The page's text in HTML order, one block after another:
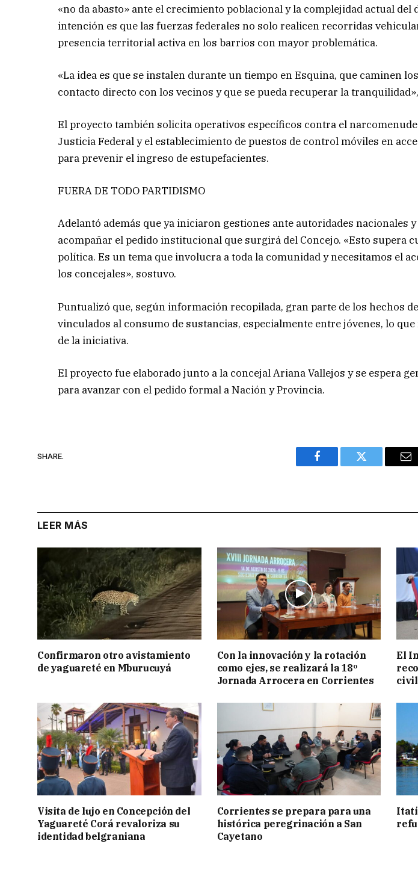
«no da abasto» ante el crecimiento poblacional y la complejidad actual del
intención es que las fuerzas federales no solo realicen recorridas
presencia territorial activa en los barrios con mayor problemática.
«La idea es que se instalen durante un tiempo en Esquina, que caminen
contacto directo con los vecinos y que se pueda recuperar la
El proyecto también solicita operativos específicos contra el
Justicia Federal y el establecimiento de puestos de control móviles en
para prevenir el ingreso de estupefacientes.
FUERA DE TODO PARTIDISMO
Adelantó además que ya iniciaron gestiones ante autoridades nacionales
acompañar el pedido institucional que surgirá del Concejo. «Esto supera
política. Es un tema que involucra a toda la comunidad y necesitamos el
los concejales», sostuvo.
Puntualizó que, según información recopilada, gran parte de los hechos
vinculados al consumo de sustancias, especialmente entre jóvenes, lo
de la iniciativa.
El proyecto fue elaborado junto a la concejal Ariana Vallejos y se espera
para avanzar con el pedido formal a Nación y Provincia.
SHARE.
Facebook Twitter
LEER MÁS
Confirmaron otro avistamiento
de yaguareté en Mburucuyá
Con la innovación y la rotación
como ejes, se realizará la 18º
Jornada Arrocera en Corrientes
El
civil
Visita de lujo en Concepción del
Yaguareté Corá revaloriza su
identidad belgraniana
Corrientes se prepara para una
histórica peregrinación a San
Cayetano
Itatí